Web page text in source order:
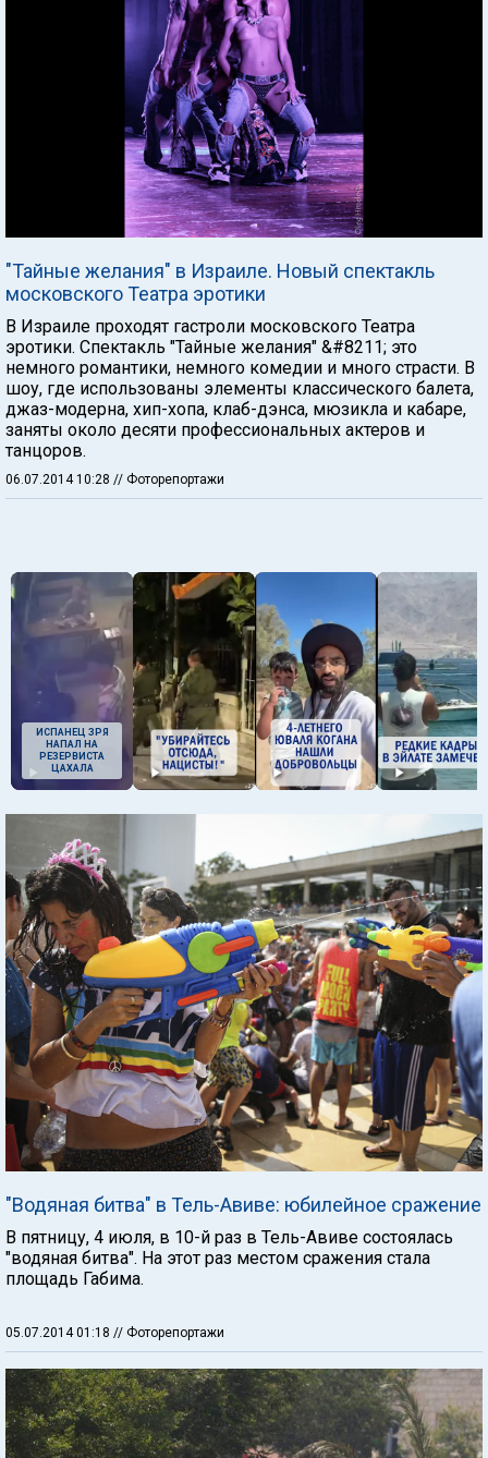
"Тайные желания" в Израиле. Новый спектакль
московского Театра эротики
В Израиле проходят гастроли московского Театра
эротики. Спектакль "Тайные желания" &#8211; это
немного романтики, немного комедии и много страсти. В
шоу, где использованы элементы классического балета,
джаз-модерна, хип-хопа, клаб-дэнса, мюзикла и кабаре,
заняты около десяти профессиональных актеров и
танцоров.
06.07.2014 10:28 // Фоторепортажи
ИСПАНЕЦ ЗРЯ
НАПАЛ НА
РЕЗЕРВИСТА
ЦАХАЛА
"Водяная битва" в Тель-Авиве: юбилейное сражение
В пятницу, 4 июля, в 10-й раз в Тель-Авиве состоялась
"водяная битва". На этот раз местом сражения стала
площадь Габима.
05.07.2014 01:18 // Фоторепортажи